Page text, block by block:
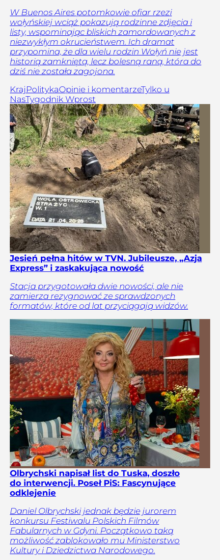
W Buenos Aires potomkowie ofiar rzezi
wołyńskiej wciąż pokazują rodzinne zdjęcia i
listy, wspominając bliskich zamordowanych z
niezwykłym okrucieństwem. Ich dramat
przypomina, że dla wielu rodzin Wołyń nie jest
historią zamkniętą, lecz bolesną raną, która do
dziś nie została zagojona.
Kraj PolitykaOpinie i komentarzeTylko u
NasTygodnik Wprost
Jesień pełna hitów w TVN. Jubileusze, „Azja
Express” i zaskakująca nowość
Stacja przygotowała dwie nowości, ale nie
zamierza rezygnować ze sprawdzonych
formatów, które od lat przyciągają widzów.
Olbrychski napisał list do Tuska, doszło
do interwencji. Poseł PiS: Fascynujące
odklejenie
Daniel Olbrychski jednak będzie jurorem
konkursu Festiwalu Polskich Filmów
Fabularnych w Gdyni. Początkowo taką
możliwość zablokowało mu Ministerstwo
Kultury i Dziedzictwa Narodowego.